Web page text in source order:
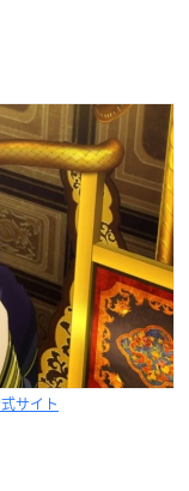
サイト